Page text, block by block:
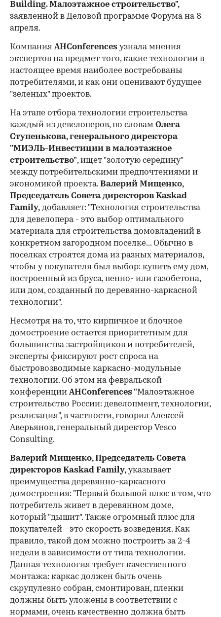
Building. Малоэтажное строительство",
заявленной в Деловой программе Форума на 8
апреля.
Компания AHConferences узнала мнения
экспертов на предмет того, какие технологии в
настоящее время наиболее востребованы
потребителями, и как они оценивают будущее
"зеленых" проектов.
На этапе отбора технологии строительства
каждый из девелоперов, по словам Олега
Ступенькова, генерального директора
"МИЭЛЬ-Инвестиции в малоэтажное
строительство", ищет "золотую середину"
между потребительскими предпочтениями и
экономикой проекта. Валерий Мищенко,
Председатель Совета директоров Kaskad
Family, добавляет: "Технология строительства
для девелопера - это выбор оптимального
материала для строительства домовладений в
конкретном загородном поселке... Обычно в
поселках строятся дома из разных материалов,
чтобы у покупателя был выбор: купить ему дом,
построенный из бруса, пенно- или газобетона,
или дом, созданный по деревянно-каркасной
технологии".
Несмотря на то, что кирпичное и блочное
домостроение остается приоритетным для
большинства застройщиков и потребителей,
эксперты фиксируют рост спроса на
быстровозводимые каркасно-модульные
технологии. Об этом на февральской
конференции AHConferences "Малоэтажное
строительство России: девелопмент, технологии,
реализация", в частности, говорил Алексей
Аверьянов, генеральный директор Vesco
Consulting.
Валерий Мищенко, Председатель Совета
директоров Kaskad Family, указывает
преимущества деревянно-каркасного
домостроения: "Первый большой плюс в том, что
потребитель живет в деревянном доме,
который "дышит". Также огромный плюс для
покупателей - это скорость возведения. Как
правило, такой дом можно построить за 2-4
недели в зависимости от типа технологии.
Данная технология требует качественного
монтажа: каркас должен быть очень
скрупулезно собран, смонтирован, пленки
должны быть уложены в соответствии с
нормами, очень качественно должна быть